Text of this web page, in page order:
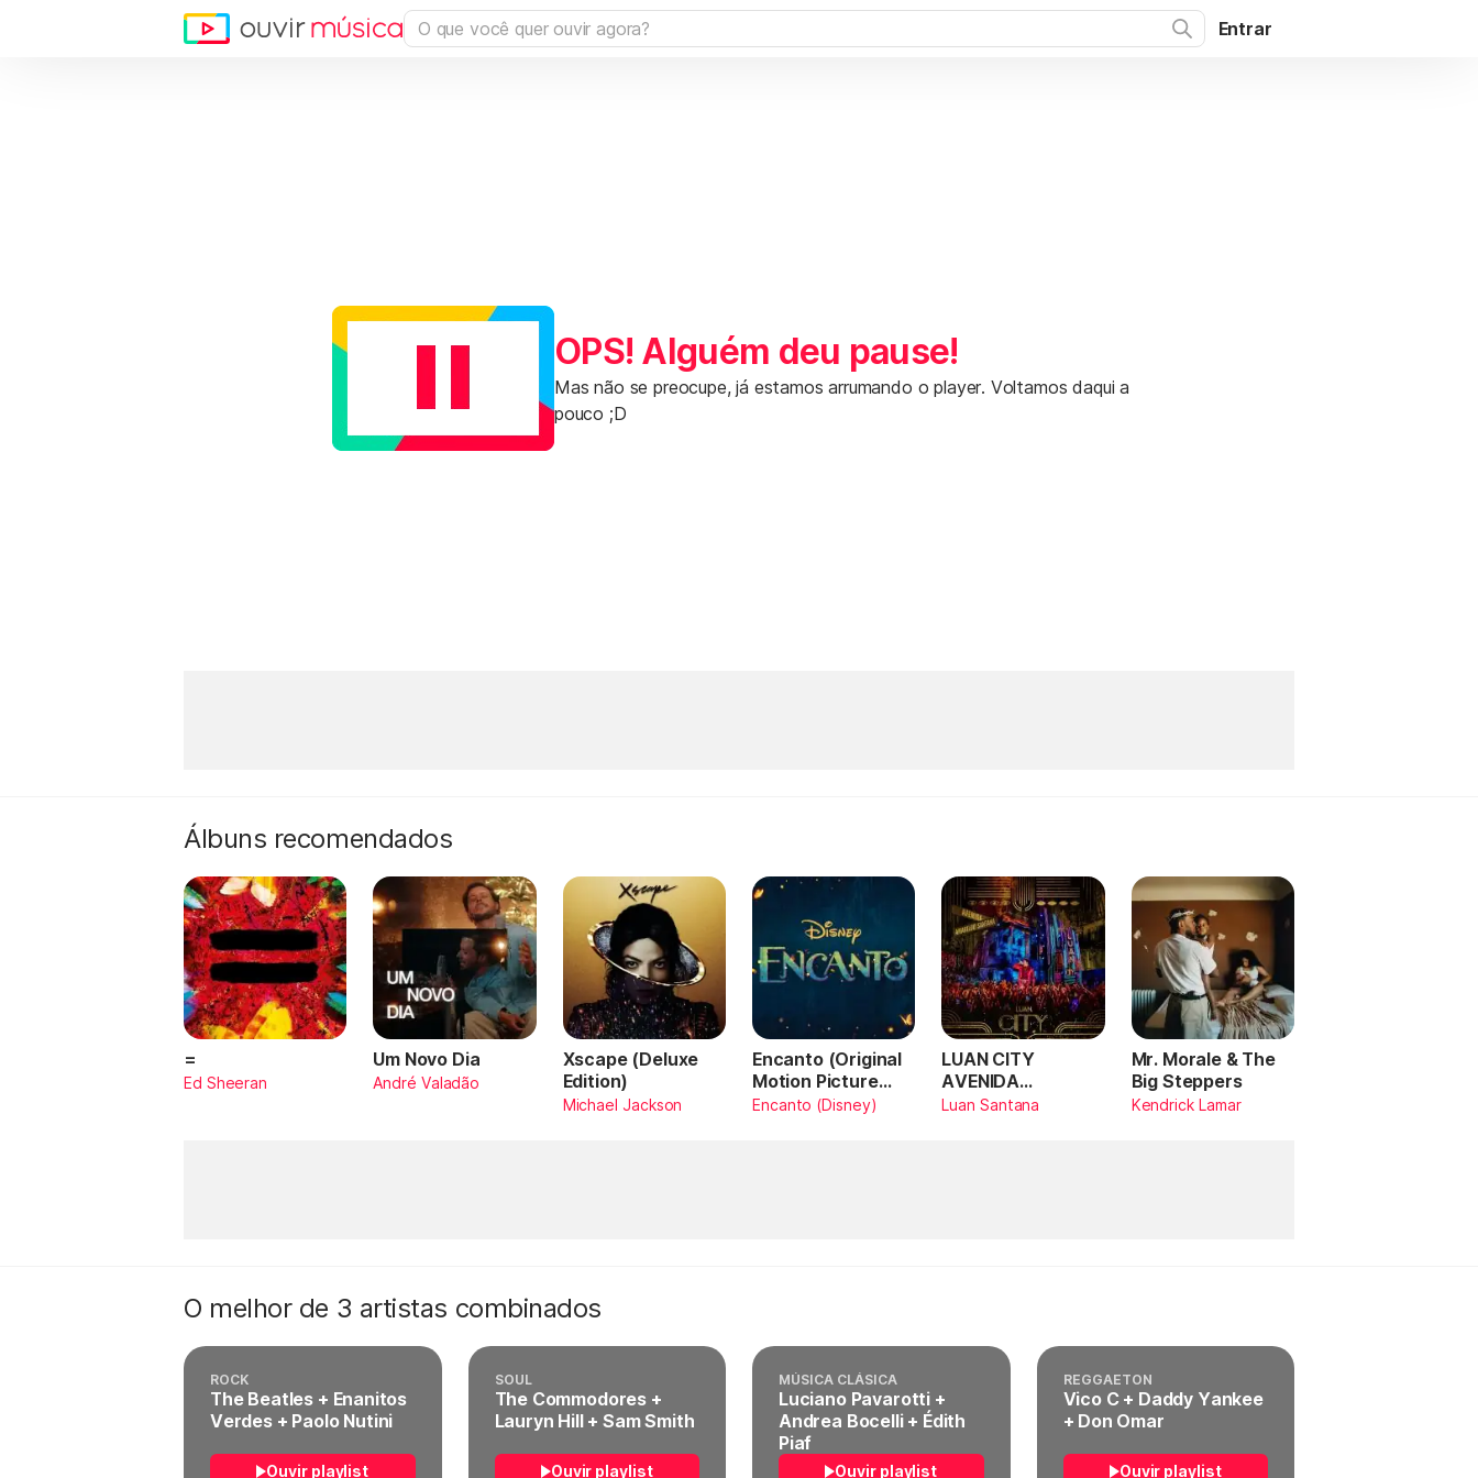
Entrar
OPS! Alguém deu pause!
Mas não se preocupe, já estamos arrumando o player. Voltamos daqui a
pouco ;D
Álbuns recomendados
=
Ed Sheeran
Um Novo Dia
André Valadão
Xscape (Deluxe
Edition)
Michael Jackson
Encanto (Original
Motion Picture
Soundtrack)
Encanto (Disney)
LUAN CITY
AVENIDA
AMARILDO
Luan Santana
Mr. Morale & The
Big Steppers
Kendrick Lamar
O melhor de 3 artistas combinados
ROCK
The Beatles + Enanitos
Verdes + Paolo Nutini
Ouvir playlist
SOUL
The Commodores +
Lauryn Hill + Sam Smith
Ouvir playlist
MÚSICA CLÁSICA
Luciano Pavarotti +
Andrea Bocelli + Édith
Piaf
Ouvir playlist
REGGAETON
Vico C + Daddy Yankee
+ Don Omar
Ouvir playlist